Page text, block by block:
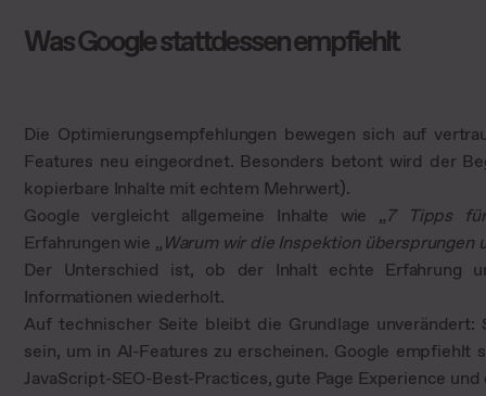
Was Google stattdessen empfiehlt
Die Optimierungsempfehlungen bewegen sich auf
Features neu eingeordnet. Besonders betont wird der
kopierbare Inhalte mit echtem Mehrwert).
Google vergleicht allgemeine Inhalte wie „7 Tipps
Erfahrungen wie „Warum wir die Inspektion übersprungen
Der Unterschied ist, ob der Inhalt echte Erfahrung
Informationen wiederholt.
Auf technischer Seite bleibt die Grundlage
sein, um in AI-Features zu erscheinen. Google empfiehlt
JavaScript-SEO-Best-Practices, gute Page Experience